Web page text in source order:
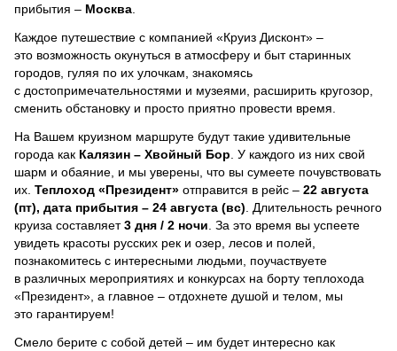
прибытия – Москва
Каждое путешествие с компанией «Круиз Дисконт» –
это возможность окунуться в атмосферу и быт старинных
городов, гуляя по их улочкам, знакомясь
с достопримечательностями и музеями, расширить кругозор,
сменить обстановку и просто приятно провести время.
На Вашем круизном маршруте будут такие удивительные
города как Калязин – Хвойный Бор . У каждого из них свой
шарм и обаяние, и мы уверены, что вы сумеете почувствовать
их. Теплоход «Президент» отправится в рейс – 22 августа
(пт), дата прибытия – 24 августа (вс) . Длительность речного
круиза составляет3 дня / 2 ночи За это время вы успеете
увидеть красоты русских рек и озер, лесов и полей,
познакомитесь с интересными людьми, поучаствуете
в различных мероприятиях и конкурсах на борту теплохода
«Президент», а главное – отдохнете душой и телом, мы
это гарантируем!
Смело берите с собой детей – им будет интересно как